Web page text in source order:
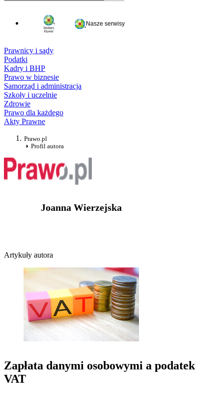
Nasze serwisy
Prawnicy i sądy
Podatki
Kadry i BHP
Prawo w biznesie
Samorząd i administracja
Szkoły i uczelnie
Zdrowie
Prawo dla każdego
Akty Prawne
Prawo.pl
Profil autora
Joanna Wierzejska
Artykuły autora
Zapłata danymi osobowymi a podatek
VAT